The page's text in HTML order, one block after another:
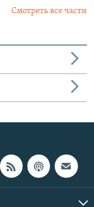
Смотреть все части